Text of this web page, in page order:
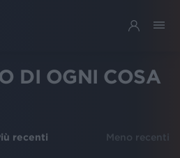
DI OGNI COSA
recenti Meno recenti